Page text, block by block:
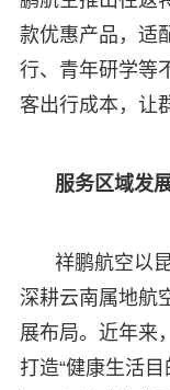
款优惠产品，适
行、青年研学等
客出行成本，让
服务区域发
祥鹏航空以
深耕云南属地航
展布局。近年来
打造“健康生活